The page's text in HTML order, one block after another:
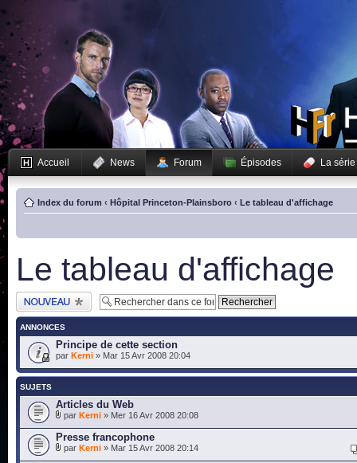
Accueil News Forum Épisodes La série
Index du forum ‹ Hôpital Princeton-Plainsboro ‹ Le tableau d'affichage
Le tableau d'affichage
Publier un nouveau
sujet
ANNONCES
Principe de cette section
par Kerni » Mar 15 Avr 2008 20:04
SUJETS
Articles du Web
par Kerni » Mer 16 Avr 2008 20:08
Presse francophone
par Kerni » Mar 15 Avr 2008 20:14